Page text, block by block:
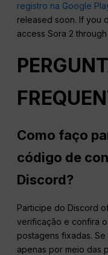
registro na Google
released soon. If you
access Sora 2 through
Como faço
código de
Discord?
Participe do Discord
verificação e confira
postagens fixadas.
apenas por meio das